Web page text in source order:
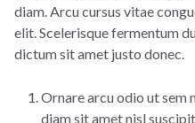
diam. Arcu cursus vitae
elit. Scelerisque fermentum
dictum sit amet justo donec.
Ornare arcu odio ut sem
diam sit amet nisl